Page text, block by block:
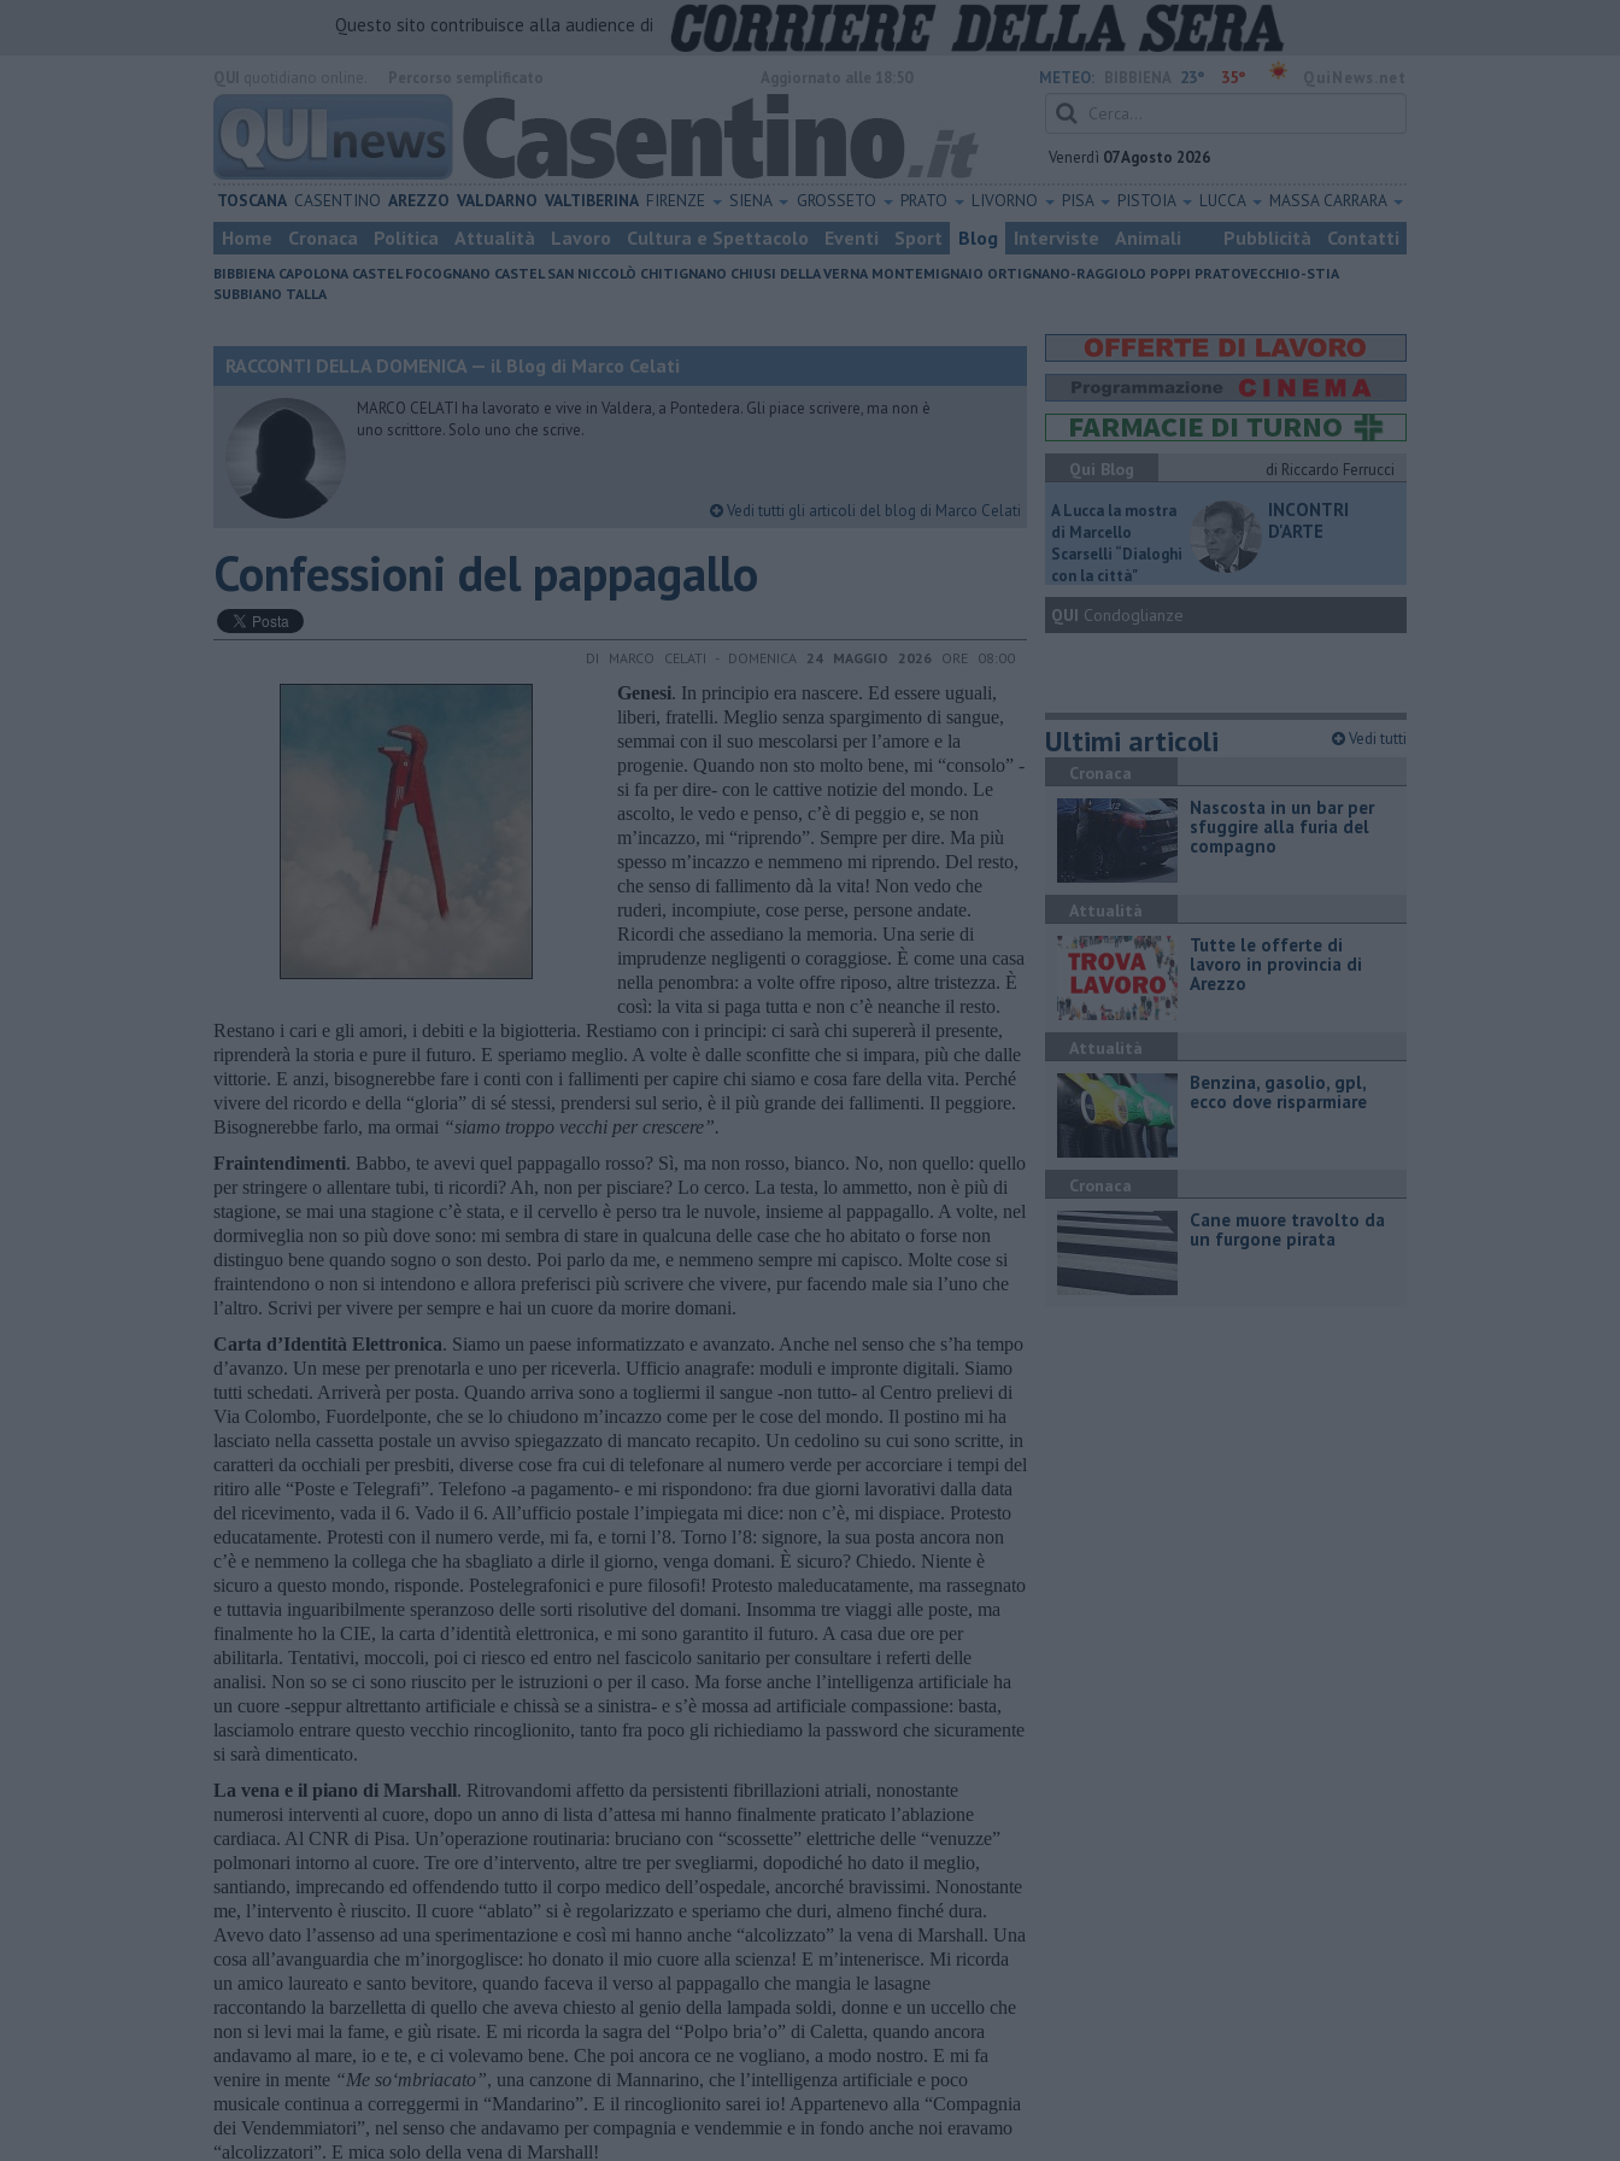
Questo sito contribuisce alla audience di
METEO: 23° 35°
Venerdì 07 Agosto 2026
TOSCANA CASENTINO AREZZO VALDARNO VALTIBERINA FIRENZE SIENA GROSSETO PRATO LIVORNO PISA PISTOIA LUCCA MASSA CARRARA
Home Cronaca Politica Attualità Lavoro Cultura e Spettacolo Eventi Sport Blog Interviste Animali Pubblicità Contatti
BIBBIENA CAPOLONA CASTEL FOCOGNANO CASTEL SAN NICCOLÒ CHITIGNANO CHIUSI DELLA VERNA MONTEMIGNAIO ORTIGNANO-RAGGIOLO POPPI PRATOVECCHIO-STIA
SUBBIANO TALLA
RACCONTI DELLA DOMENICA — il Blog di Marco Celati
MARCO CELATI ha lavorato e vive in Valdera, a Pontedera. Gli piace scrivere, ma non è
uno scrittore. Solo uno che scrive.
Vedi tutti gli articoli del blog di Marco Celati
Confessioni del pappagallo
DI MARCO CELATI - DOMENICA 24 MAGGIO 2026 ORE 08:00
Genesi. In principio era nascere. Ed essere uguali,
liberi, fratelli. Meglio senza spargimento di sangue,
semmai con il suo mescolarsi per l’amore e la
progenie. Quando non sto molto bene, mi “consolo” -
si fa per dire- con le cattive notizie del mondo. Le
ascolto, le vedo e penso, c’è di peggio e, se non
m’incazzo, mi “riprendo”. Sempre per dire. Ma più
spesso m’incazzo e nemmeno mi riprendo. Del resto,
che senso di fallimento dà la vita! Non vedo che
ruderi, incompiute, cose perse, persone andate.
Ricordi che assediano la memoria. Una serie di
imprudenze negligenti o coraggiose. È come una casa
nella penombra: a volte offre riposo, altre tristezza. È
così: la vita si paga tutta e non c’è neanche il resto.
Restano i cari e gli amori, i debiti e la bigiotteria. Restiamo con i principi: ci sarà chi supererà il presente,
riprenderà la storia e pure il futuro. E speriamo meglio. A volte è dalle sconfitte che si impara, più che dalle
vittorie. E anzi, bisognerebbe fare i conti con i fallimenti per capire chi siamo e cosa fare della vita. Perché
vivere del ricordo e della “gloria” di sé stessi, prendersi sul serio, è il più grande dei fallimenti. Il peggiore.
Bisognerebbe farlo, ma ormai “siamo troppo vecchi per crescere”.
Fraintendimenti. Babbo, te avevi quel pappagallo rosso? Sì, ma non rosso, bianco. No, non quello: quello
per stringere o allentare tubi, ti ricordi? Ah, non per pisciare? Lo cerco. La testa, lo ammetto, non è più di
stagione, se mai una stagione c’è stata, e il cervello è perso tra le nuvole, insieme al pappagallo. A volte, nel
dormiveglia non so più dove sono: mi sembra di stare in qualcuna delle case che ho abitato o forse non
distinguo bene quando sogno o son desto. Poi parlo da me, e nemmeno sempre mi capisco. Molte cose si
fraintendono o non si intendono e allora preferisci più scrivere che vivere, pur facendo male sia l’uno che
l’altro. Scrivi per vivere per sempre e hai un cuore da morire domani.
Carta d’Identità Elettronica. Siamo un paese informatizzato e avanzato. Anche nel senso che s’ha tempo
d’avanzo. Un mese per prenotarla e uno per riceverla. Ufficio anagrafe: moduli e impronte digitali. Siamo
tutti schedati. Arriverà per posta. Quando arriva sono a togliermi il sangue -non tutto- al Centro prelievi di
Via Colombo, Fuordelponte, che se lo chiudono m’incazzo come per le cose del mondo. Il postino mi ha
lasciato nella cassetta postale un avviso spiegazzato di mancato recapito. Un cedolino su cui sono scritte, in
caratteri da occhiali per presbiti, diverse cose fra cui di telefonare al numero verde per accorciare i tempi del
ritiro alle “Poste e Telegrafi”. Telefono -a pagamento- e mi rispondono: fra due giorni lavorativi dalla data
del ricevimento, vada il 6. Vado il 6. All’ufficio postale l’impiegata mi dice: non c’è, mi dispiace. Protesto
educatamente. Protesti con il numero verde, mi fa, e torni l’8. Torno l’8: signore, la sua posta ancora non
c’è e nemmeno la collega che ha sbagliato a dirle il giorno, venga domani. È sicuro? Chiedo. Niente è
sicuro a questo mondo, risponde. Postelegrafonici e pure filosofi! Protesto maleducatamente, ma rassegnato
e tuttavia inguaribilmente speranzoso delle sorti risolutive del domani. Insomma tre viaggi alle poste, ma
finalmente ho la CIE, la carta d’identità elettronica, e mi sono garantito il futuro. A casa due ore per
abilitarla. Tentativi, moccoli, poi ci riesco ed entro nel fascicolo sanitario per consultare i referti delle
analisi. Non so se ci sono riuscito per le istruzioni o per il caso. Ma forse anche l’intelligenza artificiale ha
un cuore -seppur altrettanto artificiale e chissà se a sinistra- e s’è mossa ad artificiale compassione: basta,
lasciamolo entrare questo vecchio rincoglionito, tanto fra poco gli richiediamo la password che sicuramente
si sarà dimenticato.
La vena e il piano di Marshall. Ritrovandomi affetto da persistenti fibrillazioni atriali, nonostante
numerosi interventi al cuore, dopo un anno di lista d’attesa mi hanno finalmente praticato l’ablazione
cardiaca. Al CNR di Pisa. Un’operazione routinaria: bruciano con “scossette” elettriche delle “venuzze”
polmonari intorno al cuore. Tre ore d’intervento, altre tre per svegliarmi, dopodiché ho dato il meglio,
santiando, imprecando ed offendendo tutto il corpo medico dell’ospedale, ancorché bravissimi. Nonostante
me, l’intervento è riuscito. Il cuore “ablato” si è regolarizzato e speriamo che duri, almeno finché dura.
Avevo dato l’assenso ad una sperimentazione e così mi hanno anche “alcolizzato” la vena di Marshall. Una
cosa all’avanguardia che m’inorgoglisce: ho donato il mio cuore alla scienza! E m’intenerisce. Mi ricorda
un amico laureato e santo bevitore, quando faceva il verso al pappagallo che mangia le lasagne
raccontando la barzelletta di quello che aveva chiesto al genio della lampada soldi, donne e un uccello che
non si levi mai la fame, e giù risate. E mi ricorda la sagra del “Polpo bria’o” di Caletta, quando ancora
andavamo al mare, io e te, e ci volevamo bene. Che poi ancora ce ne vogliano, a modo nostro. E mi fa
venire in mente “Me so‘mbriacato”, una canzone di Mannarino, che l’intelligenza artificiale e poco
musicale continua a correggermi in “Mandarino”. E il rincoglionito sarei io! Appartenevo alla “Compagnia
dei Vendemmiatori”, nel senso che andavamo per compagnia e vendemmie e in fondo anche noi eravamo
“alcolizzatori”. E mica solo della vena di Marshall!
Qui Blog
di Riccardo Ferrucci
A Lucca la mostra
di Marcello
Scarselli “Dialoghi
con la città"
INCONTRI
D'ARTE
QUI Condoglianze
Ultimi articoli Vedi tutti
Cronaca
Nascosta in un bar per
sfuggire alla furia del
compagno
Attualità
​Tutte le offerte di
lavoro in provincia di
Arezzo
Attualità
​Benzina, gasolio, gpl,
ecco dove risparmiare
Cronaca
Cane muore travolto da
un furgone pirata